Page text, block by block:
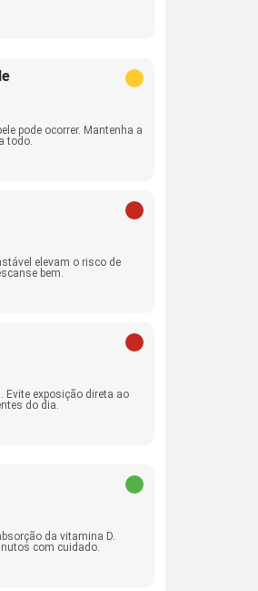
pode ocorrer. Mantenha a
todo.
elevam o risco de
bem.
Evite exposição direta ao
do dia.
da vitamina D.
com cuidado.